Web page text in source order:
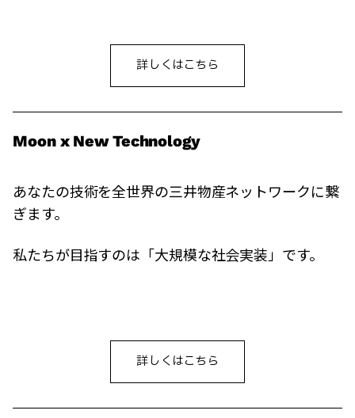
詳しくはこちら
Moon x New Technology
あなたの技術を全世界の三井物産ネットワークに繋
ぎます。
私たちが目指すのは「大規模な社会実装」です。
詳しくはこちら